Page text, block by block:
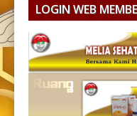
LOGIN WEB